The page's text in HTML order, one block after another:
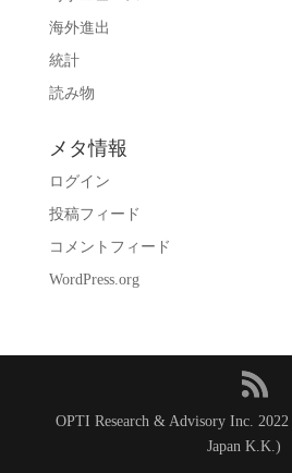
海外進出
統計
読み物
メタ情報
ログイン
投稿フィード
コメントフィード
WordPress.org
OPTI Research & Advisory Inc.
Japan K.K.)